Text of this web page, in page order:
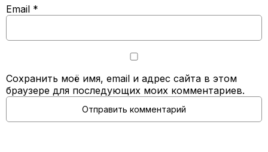
Email *
Сохранить моё имя, email и адрес сайта в этом
браузере для последующих моих комментариев.